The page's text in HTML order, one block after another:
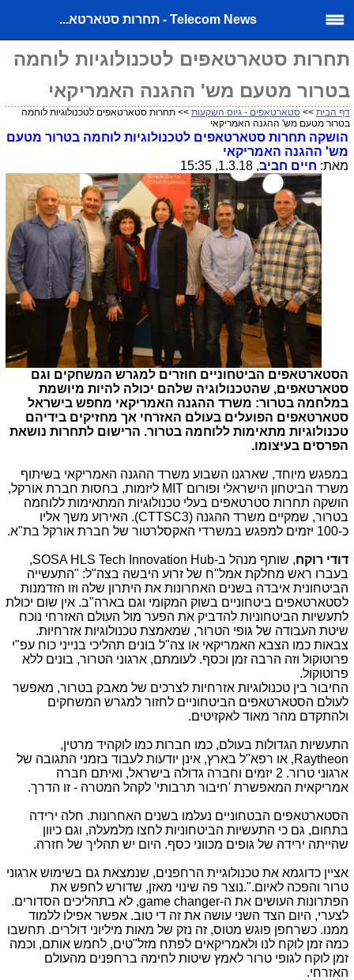
Telecom News - תחרות סטארטא...
תחרות סטארטאפים לטכנולוגיות לוחמה
בטרור מטעם מש' ההגנה האמריקאי
דף הבית >> סטארטאפים - גיוס השקעות >> תחרות סטארטאפים לטכנולוגיות לוחמה
בטרור מטעם מש' ההגנה האמריקאי
הושקה תחרות סטארטאפים לטכנולוגיות לוחמה בטרור מטעם
מש' ההגנה האמריקאי
מאת: חיים חביב, 1.3.18, 15:35
הסטארטאפים הביטחוניים חוזרים למגרש המשחקים וגם
סטארטאפים, שהטכנולוגיה שלהם יכולה להיות מיושמת
במלחמה בטרור: משרד ההגנה האמריקאי מחפש בישראל
סטארטאפים הפועלים בעולם האזרחי אך מחזיקים בידיהם
טכנולוגיות מתאימות ללוחמה בטרור. הרישום לתחרות נושאת
הפרסים בעיצומו.
במפגש מיוחד, שארגנו השבוע משרד ההגנה האמריקאי בשיתוף
משרד הביטחון הישראלי ופורום MIT ליזמות, בחסות חברת אורקל,
הושקה תחרות סטרטאפים בעלי טכנולוגיות המתאימות ללוחמה
בטרור, שמקיים משרד ההגנה (CTTSC3). האירוע משך אליו
כ-100 יזמים למפגש במשרדי האקסלרטור של חברת אורקל בת"א.
דודי רוקח, שותף מנהל ב-SOSA HLS Tech Innovation Hub
,
בעברו ראש מחלקת אמל"ח של זרוע היבשה בצה"ל: "התעשייה
הביטחונית איבדה בשנים האחרונות את היתרון שלה וזו הזדמנות
לסטארטאפים ביטחוניים בשוק המקומי וגם בארה"ב. אין שום יכולת
לתעשיות הביטחוניות להדביק את הפער מול העולם האזרחי נוכח
שיטת העבודה של גופי הטרור, שמאמצת טכנולוגיות אזרחיות.
צבאות כמו הצבא האמריקאי או צה"ל בונים תהליכי בנייני כוח עפ"י
פרוטוקול וזה הרבה זמן וכסף. לעומתם, ארגוני הטרור, בונים ללא
פרוטוקול.
החיבור בין טכנולוגיות אזרחיות לצרכים של מאבק בטרור, מאפשר
לעולם הסטארטאפים הביטחוניים לחזור למגרש המשחקים
ולהתקדם מהר מאוד לאקזיטים.
התעשיות הגדולות בעולם, כמו חברות כמו לוקהיד מרטין,
Raytheon, או רפא"ל בארץ, אינן יודעות לעבוד בזמני התגובה של
ארגוני טרור. 2 יזמים וחברה גדולה בישראל, ואיתם חברה
אמריקאית המאפשרת 'חיבור תרבותי' לקהל המטרה - זו הדרך.
הסטארטאפים הבטחוניים נעלמו בשנים האחרונות. חלה ירידה
בתחום, גם כי התעשיות הביטחוניות לחצו מלמעלה, וגם כיוון
שהייתה ירידה של גופים מכווני כסף. היום יש תהליך של חזרה.
אציין כדוגמא את טכנולוגיית הרחפנים, שנמצאת גם בשימוש ארגוני
טרור והפכה לאיום.".נוצר פה שינוי מאזן, שדורש לחפש את
הפתרונות העושים את ה-game changer, לא בתהליכים הסדורים.
לצערי, היום הצד השני עושה את זה די טוב. אפשר אפילו ללמוד
ממנו. כשרחפן פוגש מטוס, זה נזק של מאות מיליוני דולרים. תחשבו
כמה זמן לוקח לנו ולאמריקאים לפתח מזל"טים, לחמש אותם, וכמה
זמן לוקח לגופי טרור לאמץ שיטות לחימה ברחפנים מהעולם
האזרחי.